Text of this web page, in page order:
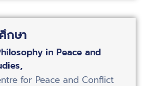
กษา
in Peace and
for Peace and Conflict